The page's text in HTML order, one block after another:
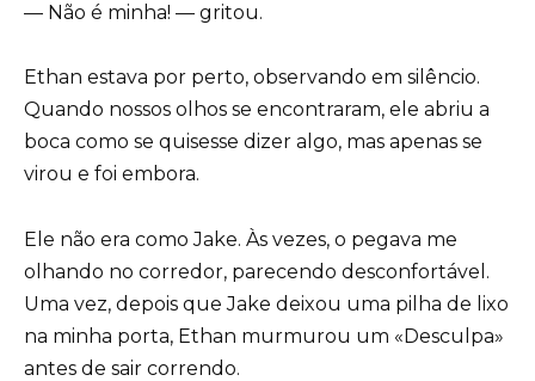
— Não é minha! — gritou.
Ethan estava por perto, observando em silêncio.
Quando nossos olhos se encontraram, ele abriu a
boca como se quisesse dizer algo, mas apenas se
virou e foi embora.
Ele não era como Jake. Às vezes, o pegava me
olhando no corredor, parecendo desconfortável.
Uma vez, depois que Jake deixou uma pilha de lixo
na minha porta, Ethan murmurou um «Desculpa»
antes de sair correndo.